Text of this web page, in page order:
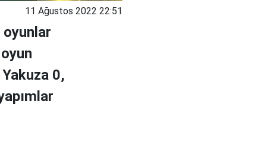
11 Ağustos 2022 22:51
0,